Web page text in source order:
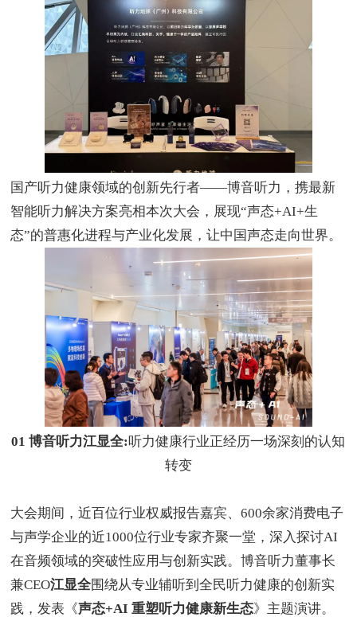
国产听力健康领域的创新先行者——博音听力，携最新
智能听力解决方案亮相本次大会，展现“声态+AI+生
态”的普惠化进程与产业化发展，让中国声态走向世界。
01博音听力江显全:听力健康行业正经历一场深刻的认知
转变
大会期间，近百位行业权威报告嘉宾、600余家消费电子
与声学企业的近1000位行业专家齐聚一堂，深入探讨AI
在音频领域的突破性应用与创新实践。博音听力董事长
兼CEO江显全围绕从专业辅听到全民听力健康的创新实
践，发表《声态+AI重塑听力健康新生态》主题演讲。